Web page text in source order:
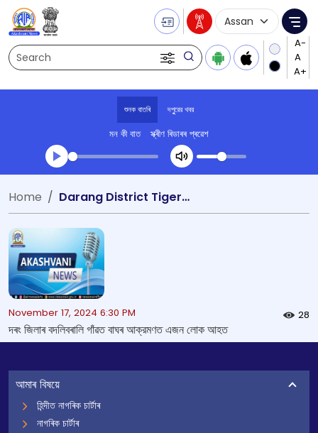
Search
Language
শুনক বাতৰি দপুুরের খবর
মন কী বাত স্ক্ৰীণ ৰিডাৰৰ প্ৰৱেশ
Transcript summary
খেলা অডিঅ' দপুুরের খবর
Home Darang District Tiger attack
November 17, 2024 6:30 PM 28
দৰং জিলাৰ বদলিবৰালি গাঁৱত বাঘৰ আক্রমণত এজন লোক আহত
আমাৰ বিষয়ে
হিন্দীত নাগৰিক চাৰ্টাৰ
নাগৰিক চাৰ্টাৰ